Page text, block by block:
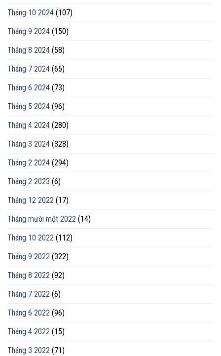
Tháng 10 2024 (107)
Tháng 9 2024 (150)
Tháng 8 2024 (58)
Tháng 7 2024 (65)
Tháng 6 2024 (73)
Tháng 5 2024 (96)
Tháng 4 2024 (280)
Tháng 3 2024 (328)
Tháng 2 2024 (294)
Tháng 2 2023 (6)
Tháng 12 2022 (17)
Tháng mười một 2022 (14)
Tháng 10 2022 (112)
Tháng 9 2022 (322)
Tháng 8 2022 (92)
Tháng 7 2022 (6)
Tháng 6 2022 (96)
Tháng 4 2022 (15)
Tháng 3 2022 (71)